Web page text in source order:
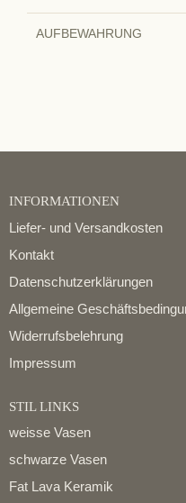
AUFBEWAHRUNG
INFORMATIONEN
Liefer- und Versandkosten
Kontakt
Datenschutzerklärungen
Allgemeine
Widerrufsbelehrung
Impressum
STIL LINKS
weisse Vasen
schwarze Vasen
Fat Lava Keramik